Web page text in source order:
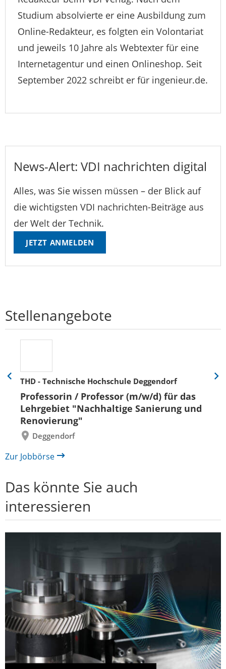
Studium absolvierte er eine Ausbildung zum
Online-Redakteur, es folgten ein Volontariat
und jeweils 10 Jahre als Webtexter für eine
Internetagentur und einen Onlineshop. Seit
September 2022 schreibt er für ingenieur.de.
News-Alert: VDI nachrichten digital
Alles, was Sie wissen müssen – der Blick auf
die wichtigsten VDI nachrichten-Beiträge aus
der Welt der Technik.
JETZT ANMELDEN
Stellenangebote
THD - Technische Hochschule Deggendorf
Professorin / Professor (m/w/d) für das
Lehrgebiet "Nachhaltige Sanierung und
Renovierung"
Deggendorf
Eine
zurück
Eine
Zur Jobbörse
Das könnte Sie auch
interessieren